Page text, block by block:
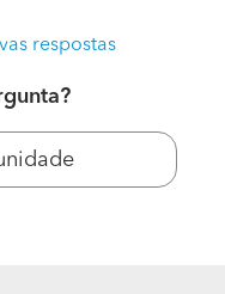
respostas